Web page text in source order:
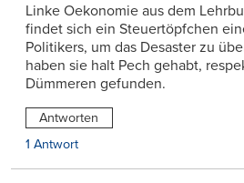
Linke Oekonomie aus dem
findet sich ein Steuertöpfchen
Politikers, um das Desaster zu
haben sie halt Pech gehabt,
Dümmeren gefunden.
Antworten
1 Antwort